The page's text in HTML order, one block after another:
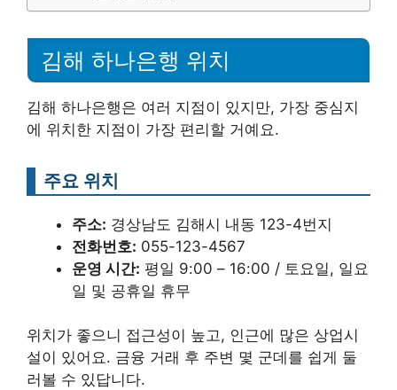
김해 하나은행 위치
김해 하나은행은 여러 지점이 있지만, 가장 중심지
에 위치한 지점이 가장 편리할 거예요.
주요 위치
주소: 경상남도 김해시 내동 123-4번지
전화번호: 055-123-4567
운영 시간: 평일 9:00 – 16:00 / 토요일, 일요
일 및 공휴일 휴무
위치가 좋으니 접근성이 높고, 인근에 많은 상업시
설이 있어요. 금융 거래 후 주변 몇 군데를 쉽게 둘
러볼 수 있답니다.